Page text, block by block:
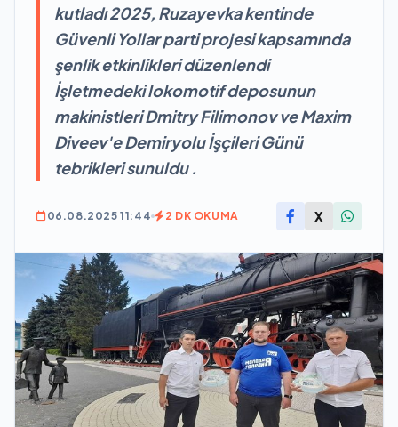
kutladı 2025, Ruzayevka kentinde
Güvenli Yollar parti projesi kapsamında
şenlik etkinlikleri düzenlendi
İşletmedeki lokomotif deposunun
makinistleri Dmitry Filimonov ve Maxim
Diveev'e Demiryolu İşçileri Günü
tebrikleri sunuldu .
06.08.2025 11:44 2 DK OKUMA X